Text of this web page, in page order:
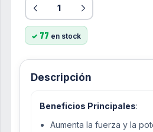
77 en stock
Descripción
Beneficios Principales:
Aumenta la fuerza y la